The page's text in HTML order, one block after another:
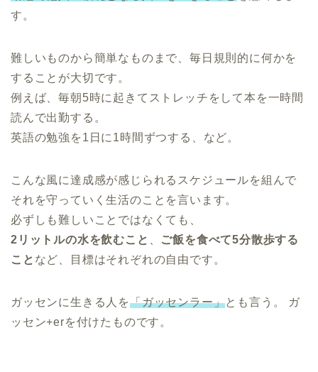
す。
難しいものから簡単なものまで、毎日規則的に何かを
することが大切です。
例えば、毎朝5時に起きてストレッチをして本を一時間
読んで出勤する。
英語の勉強を1日に1時間ずつする、など。
こんな風に達成感が感じられるスケジュールを組んで
それを守っていく生活のことを言います。
必ずしも難しいことではなくても、
2リットルの水を飲むこと
ご飯を食べて5分散歩する
こと など、目標はそれぞれの自由です。
ガッセンに生きる人を「ガッセンラー」とも言う。 ガ
ッセン+erを付けたものです。